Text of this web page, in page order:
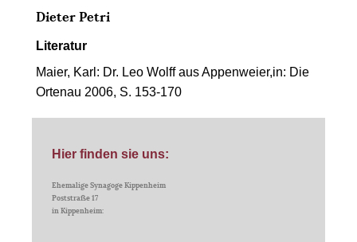
Dieter Petri
Literatur
Maier, Karl: Dr. Leo Wolff aus Appenweier,in: Die
Ortenau 2006, S. 153-170
Hier finden sie uns:
Ehemalige Synagoge Kippenheim
Poststraße 17
in Kippenheim: